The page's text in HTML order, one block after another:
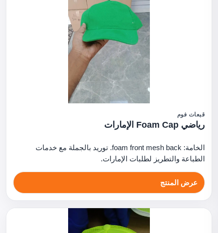
قبعات فوم
رياضي Foam Cap الإمارات
الخامة: foam front mesh back. توريد بالجملة مع خدمات
الطباعة والتطريز لطلبات الإمارات.
عرض المنتج